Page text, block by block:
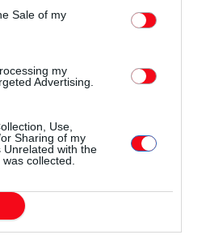
Sale of my
my
Advertising.
Use,
Sharing of my
Unrelated with the
collected.